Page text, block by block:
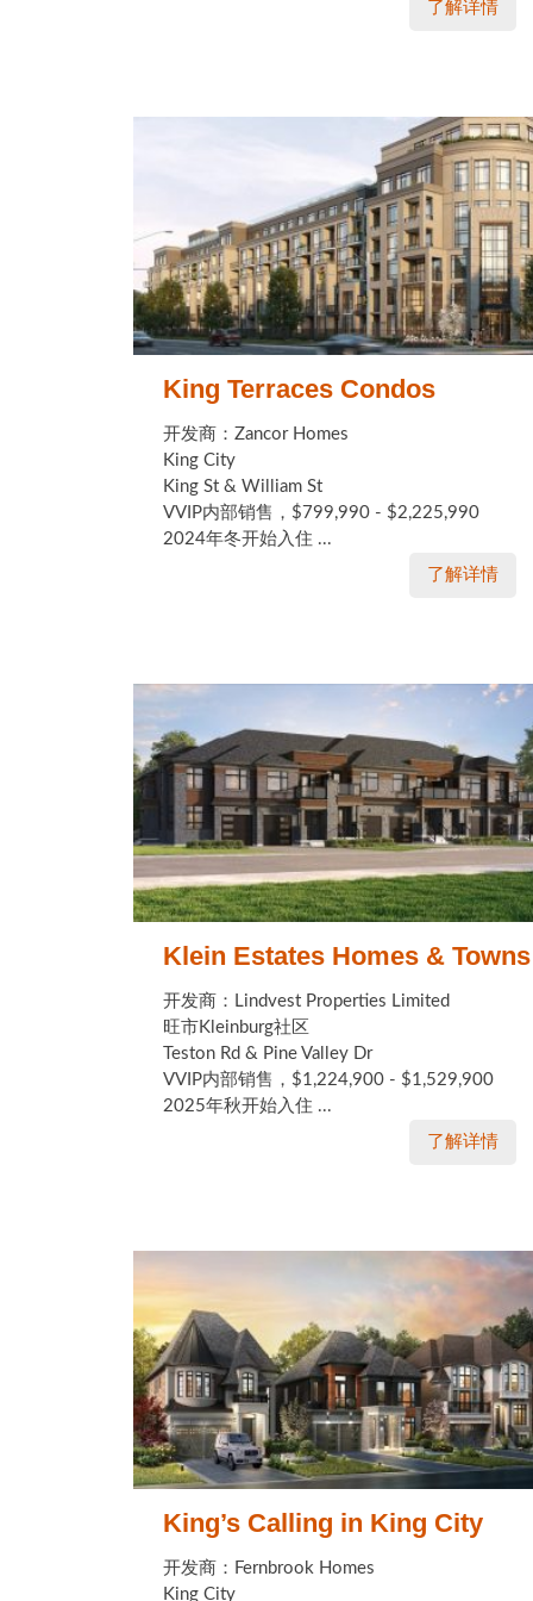
了解详情
King Terraces Condos
开发商：Zancor Homes
King City
King St & William St
VVIP内部销售，$799,990 - $2,225,990
2024年冬开始入住 ...
了解详情
Klein Estates Homes & Towns
开发商：Lindvest Properties Limited
旺市Kleinburg社区
Teston Rd & Pine Valley Dr
VVIP内部销售，$1,224,900 - $1,529,900
2025年秋开始入住 ...
了解详情
King’s Calling in King City
开发商：Fernbrook Homes
King City